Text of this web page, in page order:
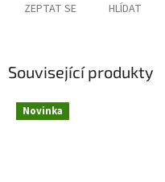
ZEPTAT SE HLÍDAT
Související produkty
Novinka